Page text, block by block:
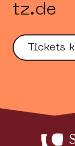
tz.de
Tickets